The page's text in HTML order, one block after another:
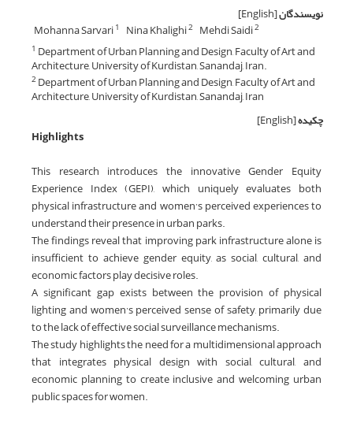
نویسندگان[English]
Mohanna Sarvari1 Nina Khalighi2 Mehdi Saidi2
1 Department of Urban Planning and Design, Faculty of Art and
Architecture, University of Kurdistan, Sanandaj, Iran.
2Department of Urban Planning and Design, Faculty of Art and
Architecture, University of Kurdistan, Sanandaj, Iran
چکیده[English]
Highlights
This research introduces the innovative Gender Equity
Experience Index (GEPI), which uniquely evaluates both
physical infrastructure and women’s perceived experiences to
understand their presence in urban parks.
The findings reveal that improving park infrastructure alone is
insufficient to achieve gender equity, as social, cultural, and
economic factors play decisive roles.
A significant gap exists between the provision of physical
lighting and women’s perceived sense of safety, primarily due
to the lack of effective social surveillance mechanisms.
The study highlights the need for a multidimensional approach
that integrates physical design with social, cultural, and
economic planning to create inclusive and welcoming urban
public spaces for women.